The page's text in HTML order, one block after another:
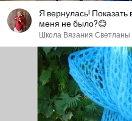
Я вернулась! Показать
меня не было?😊
Школа Вязания